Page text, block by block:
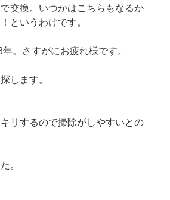
交換。いつかはこちらもなるか
というわけです。
。さすがにお疲れ様です。
します。
リするので掃除がしやすいとの
。